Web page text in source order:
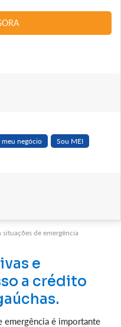
de emergência
e
a crédito
emergência é importante
negócio
Sou MEI